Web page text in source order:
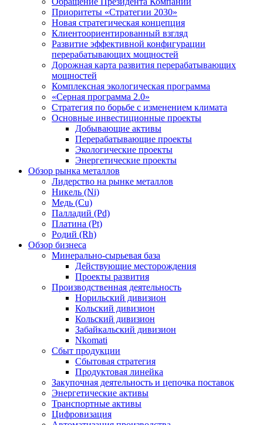
Приоритеты «Стратегии 2030»
Новая стратегическая концепция
Клиентоориентированный взгляд
Развитие эффективной конфигурации
перерабатывающих мощностей
Дорожная карта развития перерабатывающих
мощностей
Комплексная экологическая программа
«Серная программа 2.0»
Стратегия по борьбе с изменением климата
Основные инвестиционные проекты
Добывающие активы
Перерабатывающие проекты
Экологические проекты
Энергетические проекты
Обзор рынка металлов
Лидерство на рынке металлов
Никель (Ni)
Медь (Cu)
Палладий (Pd)
Платина (Pt)
Родий (Rh)
Обзор бизнеса
Минерально-сырьевая база
Действующие месторождения
Проекты развития
Производственная деятельность
Норильский дивизион
Кольский дивизион
Кольский дивизион
Забайкальский дивизион
Nkomati
Сбыт продукции
Сбытовая стратегия
Продуктовая линейка
Закупочная деятельность и цепочка поставок
Энергетические активы
Транспортные активы
Цифровизация